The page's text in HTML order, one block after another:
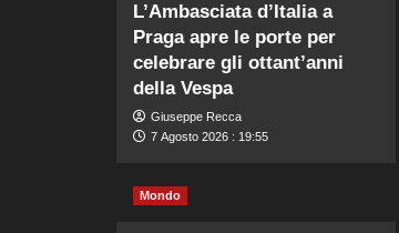
L’Ambasciata d’Italia a
Praga apre le porte per
celebrare gli ottant’anni
della Vespa
Giuseppe Recca
7 Agosto 2026 : 19:55
Mondo